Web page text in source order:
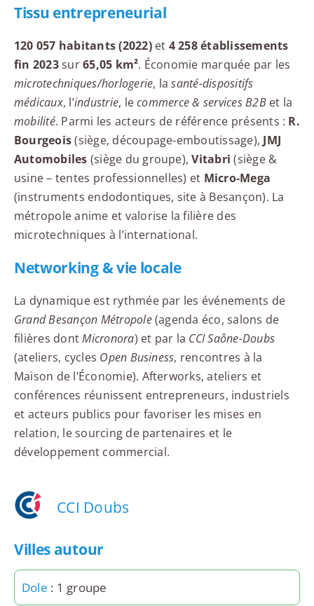
Tissu entrepreneurial
120 057 habitants (2022)et 4 258 établissements
fin 2023sur65,05 km². Économie marquée par les
microtechniques/horlogerie, lasanté-dispositifs
médicaux, l’industrie, lecommerce & services B2Bet la
mobilité. Parmi les acteurs de référence présents : R.
Bourgeois(siège, découpage-emboutissage), JMJ
Automobiles (siège du groupe),Vitabri (siège &
usine – tentes professionnelles) et Micro-Mega
(instruments endodontiques, site à Besançon). La
métropole anime et valorise la filière des
microtechniques à l’international.
Networking & vie locale
La dynamique est rythmée par les événements de
Grand Besançon Métropole(agenda éco, salons de
filières dontMicronora) et par la CCI Saône-Doubs
(ateliers, cycles Open Business, rencontres à la
Maison de l’Économie). Afterworks, ateliers et
conférences réunissent entrepreneurs, industriels
et acteurs publics pour favoriser les mises en
relation, le sourcing de partenaires et le
développement commercial.
CCI Doubs
Villes autour
Dole : 1 groupe